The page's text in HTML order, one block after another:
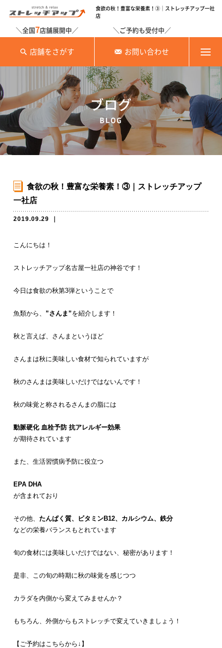
食欲の秋！豊富な栄養素！③｜ストレッチアップ一社
店
＼全国7店舗展開中／
店舗をさがす
＼ご予約も受付中／
お問い合わせ
ブログ
BLOG
食欲の秋！豊富な栄養素！③｜ストレッチアップ
一社店
2019.09.29
こんにちは！
ストレッチアップ名古屋一社店の神谷です！
今日は食欲の秋第3弾ということで
魚類から、 ”さんま”を紹介します！
秋と言えば、さんまというほど
さんまは秋に美味しい食材で知られていますが
秋のさんまは美味しいだけではないんです！
秋の味覚と称されるさんまの脂には
動脈硬化 血栓予防 抗アレルギー効果
が期待されています
また、生活習慣病予防に役立つ
EPA DHA
が含まれており
その他、 たんぱく質、ビタミンB12、カルシウム、鉄分
などの栄養バランスもとれています
旬の食材には美味しいだけではない、秘密があります！
是非、この旬の時期に秋の味覚を感じつつ
カラダを内側から変えてみませんか？
もちろん、外側からもストレッチで変えていきましょう！
【ご予約はこちらから↓】